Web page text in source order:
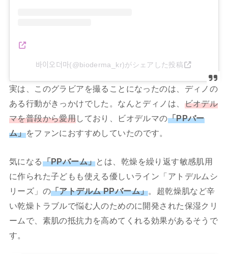
바이오더마(@bioderma_kr)がシェアした投稿
実は、このグラビアを撮ることになったのは、ディノの
ある行動がきっかけでした。なんとディノは、 ビオデル
マを普段から愛用しており、ビオデルマの「PPバー
ム」をファンにおすすめしていたのです。
気になる「PPバーム」とは、乾燥を繰り返す敏感肌用
に作られた子どもも使える優しいライン「アトデルムシ
リーズ」の「アトデルム PPバーム」。超乾燥肌など辛
い乾燥トラブルで悩む人のためのに開発された保湿クリ
ームで、素肌の抵抗力を高めてくれる効果があるそうで
す。